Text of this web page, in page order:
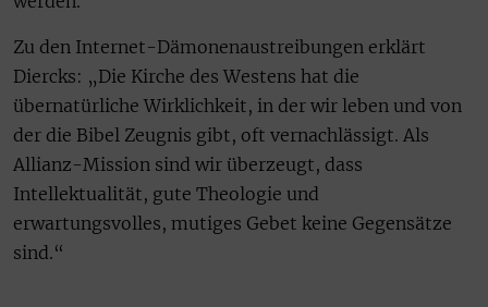
Zu den Internet-Dämonenaustreibungen erklärt
Diercks: „Die Kirche des Westens hat die
übernatürliche Wirklichkeit, in der wir leben und von
der die Bibel Zeugnis gibt, oft vernachlässigt. Als
Allianz-Mission sind wir überzeugt, dass
Intellektualität, gute Theologie und
erwartungsvolles, mutiges Gebet keine Gegensätze
sind.“